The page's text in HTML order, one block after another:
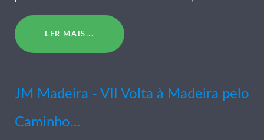
LER MAIS...
JM Madeira - VII Volta à Madeira pelo
Caminho...